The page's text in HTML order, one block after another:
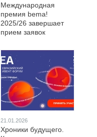
Международная
премия bema!
2025/26 завершает
прием заявок
21.01.2026
Хроники будущего.